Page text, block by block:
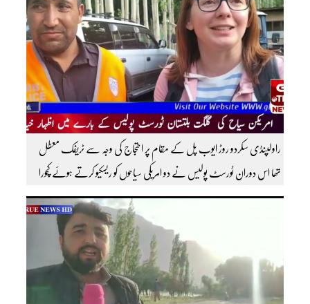
راولپنڈی سکردو روڑ ایوب پل کے مقام پر احتجاج کی وجہ سے ٹریفک معطل
تھا اس دوران ٹورسٹ پولیس نے دو امریکی سیاحوں کو ریسکیو کرتے ہوئے کچورا
پہنچایا تھا امریکی سیاحوں کی گلگت بلتستان ٹورسٹ پولیس کے بارے اظہار
خیال کرتے ہوئے مزید اچھی اچھی ویڈیوز دیکھنے کے لئے ہمارے یوٹیوب چینل کو